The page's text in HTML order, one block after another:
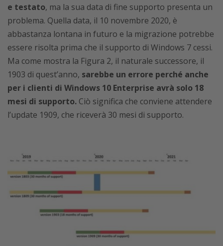
e testato, ma la sua data di fine supporto presenta un
problema. Quella data, il 10 novembre 2020, è
abbastanza lontana in futuro e la migrazione potrebbe
essere risolta prima che il supporto di Windows 7 cessi.
Ma come mostra la Figura 2, il naturale successore, il
1903 di quest’anno, sarebbe un errore perché anche
per i clienti di Windows 10 Enterprise avrà solo 18
mesi di supporto. Ciò significa che conviene attendere
l’update 1909, che riceverà 30 mesi di supporto.